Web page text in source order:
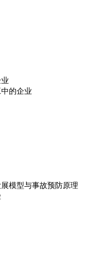
的企业
模型与事故预防原理